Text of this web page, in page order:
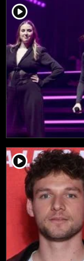
player2
player2